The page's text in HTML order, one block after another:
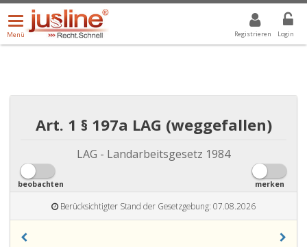
Registrieren Login
Menü
öffnen/schließen
Menü
ALLE DROPDOWN: GEWÄHLTER WERT IST ALLE
Art. 1 § 197a LAG (weggefallen)
LAG - Landarbeitsgesetz 1984
beobachten merken
Berücksichtigter Stand der Gesetzgebung: 07.08.2026